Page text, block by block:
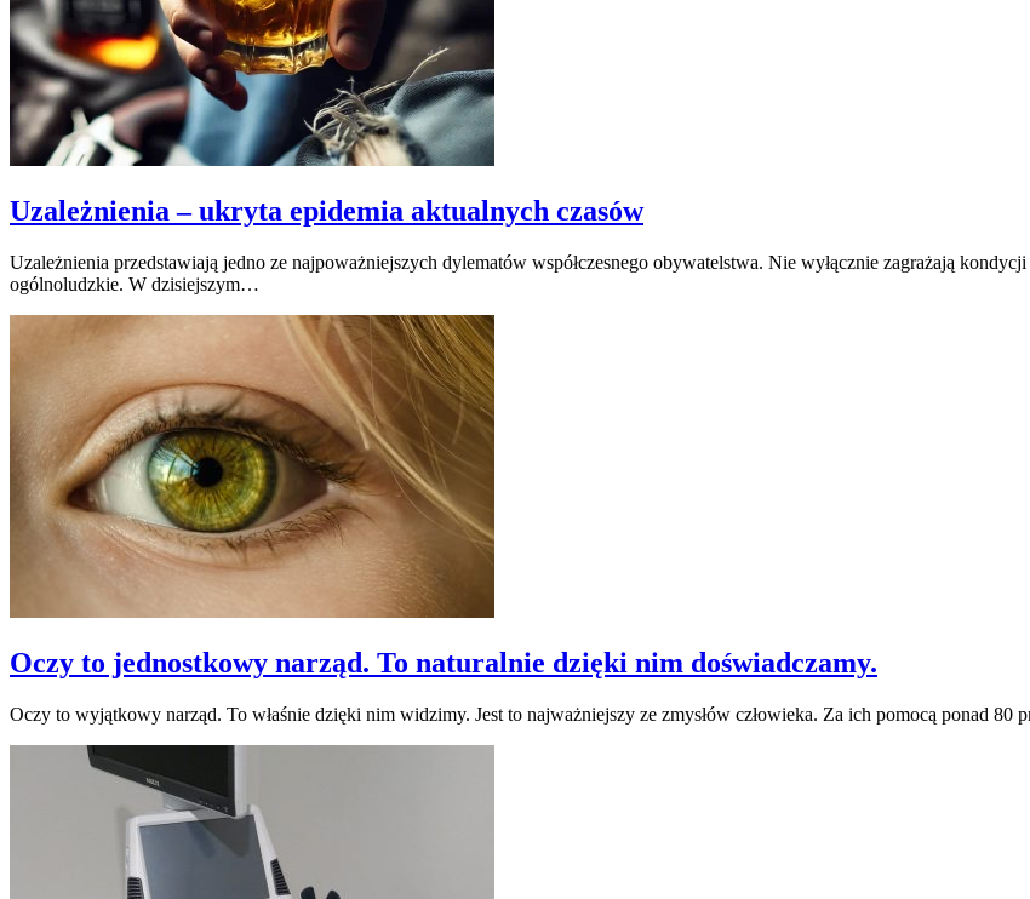
Uzależnienia – ukryta epidemia aktualnych czasów
Uzależnienia przedstawiają jedno ze najpoważniejszych dylematów współczesnego obywatelstwa. Nie wyłącznie zagrażają
ogólnoludzkie. W dzisiejszym…
Oczy to jednostkowy narząd. To naturalnie dzięki nim doświadczamy.
Oczy to wyjątkowy narząd. To właśnie dzięki nim widzimy. Jest to najważniejszy ze zmysłów człowieka. Za ich pomocą ponad 80